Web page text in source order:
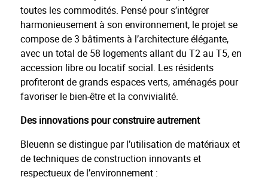
toutes les commodités. Pensé pour s’intégrer
harmonieusement à son environnement, le projet se
compose de 3 bâtiments à l’architecture élégante,
avec un total de 58 logements allant du T2 au T5, en
accession libre ou locatif social. Les résidents
profiteront de grands espaces verts, aménagés pour
favoriser le bien-être et la convivialité.
Des innovations pour construire autrement
Bleuenn se distingue par l’utilisation de matériaux et
de techniques de construction innovants et
respectueux de l’environnement :